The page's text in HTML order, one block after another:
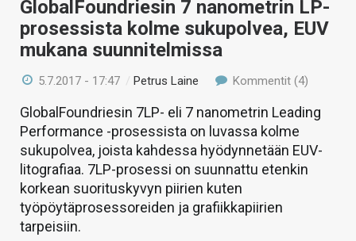
GlobalFoundriesin 7 nanometrin LP-
prosessista kolme sukupolvea, EUV
mukana suunnitelmissa
5.7.2017 - 17:47 /Petrus Laine Kommentit (4)
GlobalFoundriesin 7LP- eli 7 nanometrin Leading
Performance -prosessista on luvassa kolme
sukupolvea, joista kahdessa hyödynnetään EUV-
litografiaa. 7LP-prosessi on suunnattu etenkin
korkean suorituskyvyn piirien kuten
työpöytäprosessoreiden ja grafiikkapiirien
tarpeisiin.